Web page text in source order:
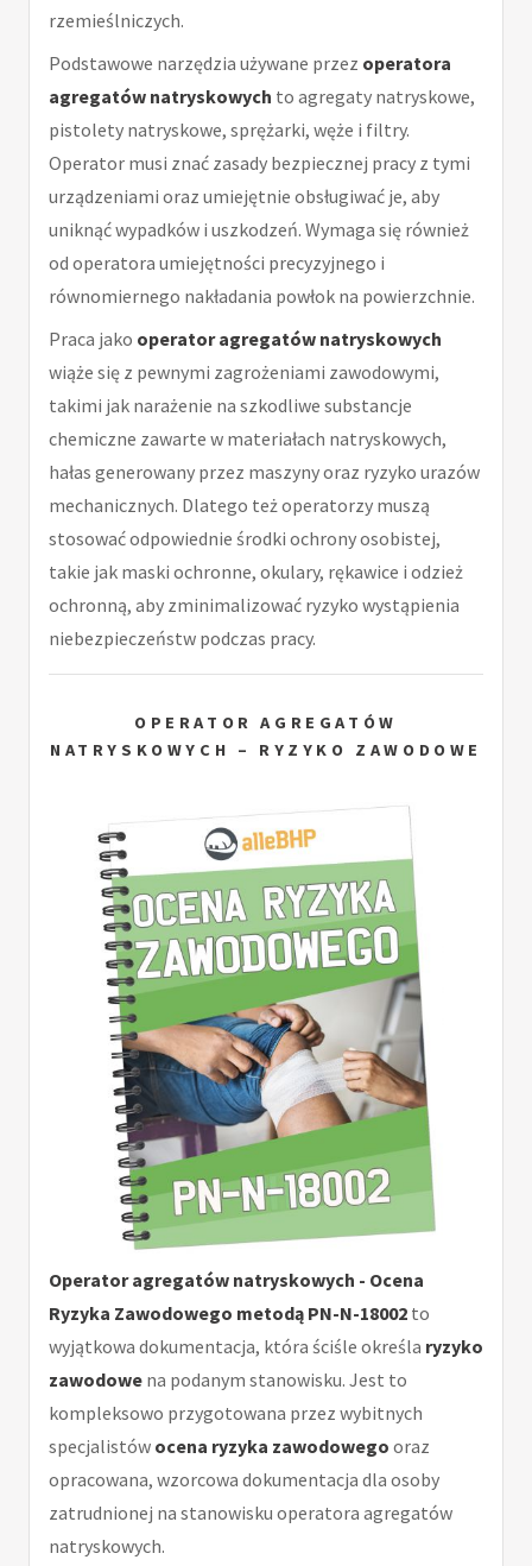
rzemieślniczych.
Podstawowe narzędzia używane przez operatora
agregatów natryskowych to agregaty natryskowe,
pistolety natryskowe, sprężarki, węże i filtry.
Operator musi znać zasady bezpiecznej pracy z tymi
urządzeniami oraz umiejętnie obsługiwać je, aby
uniknąć wypadków i uszkodzeń. Wymaga się również
od operatora umiejętności precyzyjnego i
równomiernego nakładania powłok na powierzchnie.
Praca jako operator agregatów natryskowych
wiąże się z pewnymi zagrożeniami zawodowymi,
takimi jak narażenie na szkodliwe substancje
chemiczne zawarte w materiałach natryskowych,
hałas generowany przez maszyny oraz ryzyko urazów
mechanicznych. Dlatego też operatorzy muszą
stosować odpowiednie środki ochrony osobistej,
takie jak maski ochronne, okulary, rękawice i odzież
ochronną, aby zminimalizować ryzyko wystąpienia
niebezpieczeństw podczas pracy.
OPERATOR AGREGATÓW
NATRYSKOWYCH – RYZYKO ZAWODOWE
Operator agregatów natryskowych - Ocena
Ryzyka Zawodowego metodą PN-N-18002 to
wyjątkowa dokumentacja, która ściśle określa ryzyko
zawodowe na podanym stanowisku. Jest to
kompleksowo przygotowana przez wybitnych
specjalistów ocena ryzyka zawodowego oraz
opracowana, wzorcowa dokumentacja dla osoby
zatrudnionej na stanowisku operatora agregatów
natryskowych.